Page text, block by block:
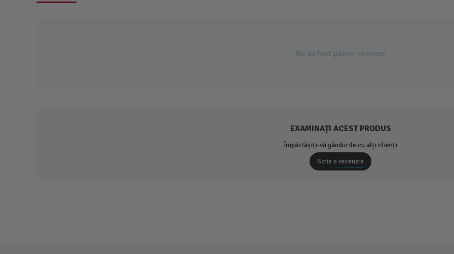
Nu au fost găsite recenzii
EXAMINAȚI ACEST PRODUS
Împărtășiți-vă gândurile cu alți clienți
Scrie o recenzie